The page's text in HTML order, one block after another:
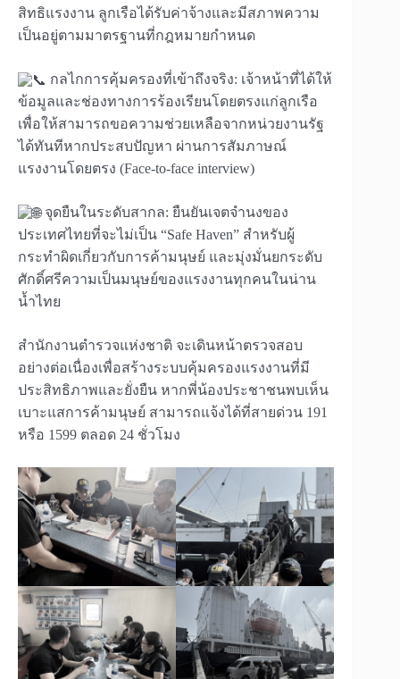
สิทธิแรงงาน ลูกเรือได้รับค่าจ้างและมีสภาพความ
เป็นอยู่ตามมาตรฐานที่กฎหมายกำหนด
กลไกการคุ้มครองที่เข้าถึงจริง: เจ้าหน้าที่ได้ให้
ข้อมูลและช่องทางการร้องเรียนโดยตรงแก่ลูกเรือ
เพื่อให้สามารถขอความช่วยเหลือจากหน่วยงานรัฐ
ได้ทันทีหากประสบปัญหา ผ่านการสัมภาษณ์
แรงงานโดยตรง (Face-to-face interview)
จุดยืนในระดับสากล: ยืนยันเจตจำนงของ
ประเทศไทยที่จะไม่เป็น “Safe Haven” สำหรับผู้
กระทำผิดเกี่ยวกับการค้ามนุษย์ และมุ่งมั่นยกระดับ
ศักดิ์ศรีความเป็นมนุษย์ของแรงงานทุกคนในน่าน
น้ำไทย
สำนักงานตำรวจแห่งชาติ จะเดินหน้าตรวจสอบ
อย่างต่อเนื่องเพื่อสร้างระบบคุ้มครองแรงงานที่มี
ประสิทธิภาพและยั่งยืน หากพี่น้องประชาชนพบเห็น
เบาะแสการค้ามนุษย์ สามารถแจ้งได้ที่สายด่วน 191
หรือ 1599 ตลอด 24 ชั่วโมง